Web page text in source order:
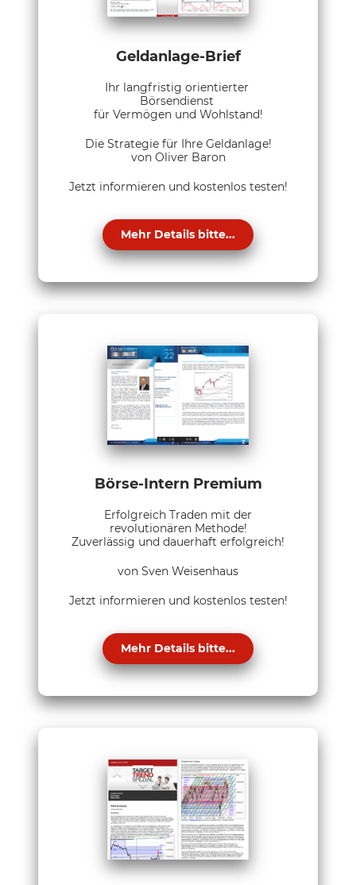
Geldanlage-Brief
Ihr langfristig orientierter
Börsendienst
für Vermögen und Wohlstand!
Die Strategie für Ihre Geldanlage!
von Oliver Baron
Jetzt informieren und kostenlos testen!
Mehr Details bitte...
Börse-Intern Premium
Erfolgreich Traden mit der
revolutionären Methode!
Zuverlässig und dauerhaft erfolgreich!
von Sven Weisenhaus
Jetzt informieren und kostenlos testen!
Mehr Details bitte...